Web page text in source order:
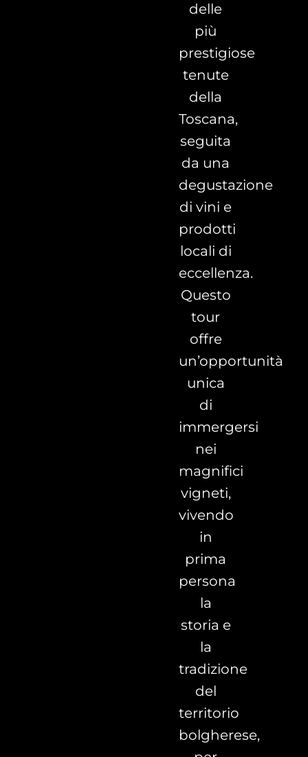
delle
più
prestigiose
tenute
della
Toscana,
seguita
da una
degustazione
di vini e
prodotti
locali di
eccellenza.
Questo
tour
offre
un’opportunità
unica
di
immergersi
nei
magnifici
vigneti,
vivendo
in
prima
persona
la
storia e
la
tradizione
del
territorio
bolgherese,